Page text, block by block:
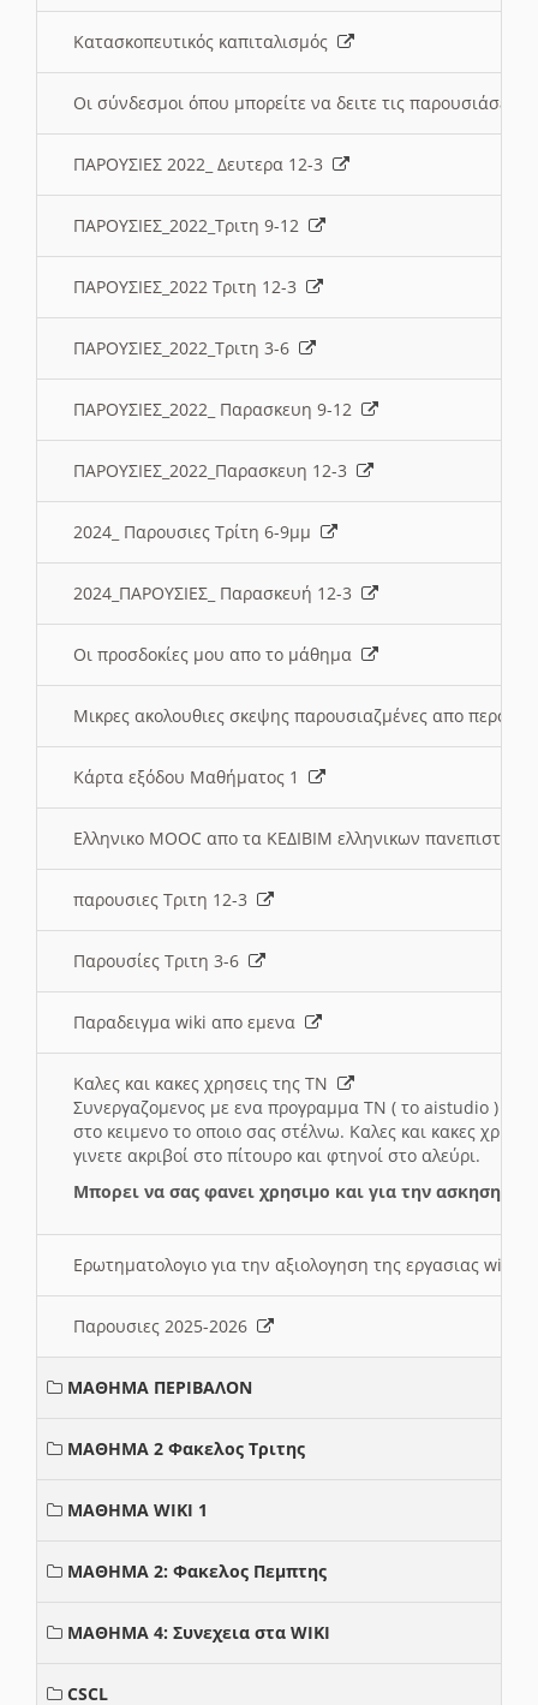
Κατασκοπευτικός καπιταλισμός
Οι σύνδεσμοι όπου μπορείτε να δειτε τις παρουσιάσεις
ΠΑΡΟΥΣΙΕΣ 2022_ Δευτερα 12-3
ΠΑΡΟΥΣΙΕΣ_2022_Τριτη 9-12
ΠΑΡΟΥΣΙΕΣ_2022 Τριτη 12-3
ΠΑΡΟΥΣΙΕΣ_2022_Τριτη 3-6
ΠΑΡΟΥΣΙΕΣ_2022_ Παρασκευη 9-12
ΠΑΡΟΥΣΙΕΣ_2022_Παρασκευη 12-3
2024_ Παρουσιες Τρίτη 6-9μμ
2024_ΠΑΡΟΥΣΙΕΣ_ Παρασκευή 12-3
Οι προσδοκίες μου απο το μάθημα
Μικρες ακολουθιες σκεψης παρουσιαζμένες απο
Κάρτα εξόδου Μαθήματος 1
Ελληνικο MOOC απο τα ΚΕΔΙΒΙΜ ελληνικων
παρουσιες Τριτη 12-3
Παρουσίες Τριτη 3-6
Παραδειγμα wiki απο εμενα
Καλες και κακες χρησεις της ΤΝ
Συνεργαζομενος με ενα προγραμμα ΤΝ ( το aistudio ) και
στο κειμενο το οποιο σας στέλνω. Καλες και κακες
γινετε ακριβοί στο πίτουρο και φτηνοί στο αλεύρι.
Μπορει να σας φανει χρησιμο και για την ασκηση
Ερωτηματολογιο για την αξιολογηση της εργασιας wiki
Παρουσιες 2025-2026
ΜΑΘΗΜΑ ΠΕΡΙΒΑΛΟΝ
ΜΑΘΗΜΑ 2 Φακελος Τριτης
ΜΑΘΗΜΑ WIKI 1
ΜΑΘΗΜΑ 2: Φακελος Πεμπτης
ΜΑΘΗΜΑ 4: Συνεχεια στα WIKI
CSCL